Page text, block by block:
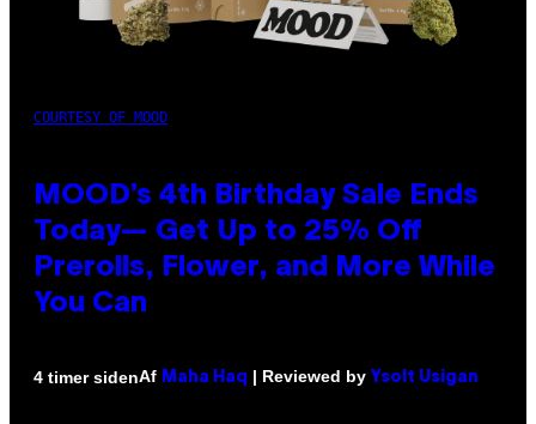
COURTESY OF MOOD
MOOD’s 4th Birthday Sale Ends
Today— Get Up to 25% Off
Prerolls, Flower, and More While
You Can
4 timer sidenAf Maha Haq | Reviewed by Ysolt Usigan